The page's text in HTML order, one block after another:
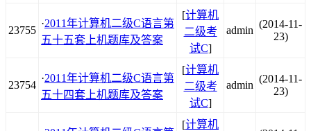
23755
·2011年计算机二级C语言第
五十五套上机题库及答案
[计算机
二级考
试C]
admin
(2014-11-
23)
23754
·2011年计算机二级C语言第
五十四套上机题库及答案
[计算机
二级考
试C]
admin
(2014-11-
23)
[计算机